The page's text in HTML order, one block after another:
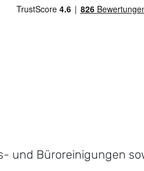
und Büroreinigungen